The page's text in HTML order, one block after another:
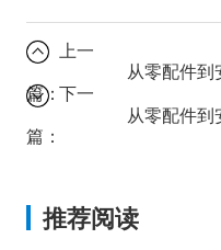
上一
篇：下一
篇：
推荐阅读